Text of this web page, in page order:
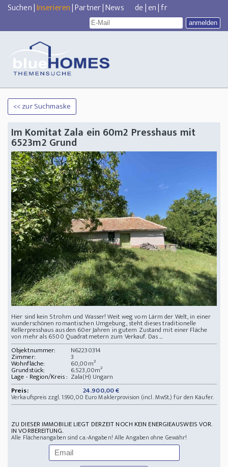
Suchen|Inserieren|Partner|News de|en|fr
<< zur Suchmaske
Im Komitat Zala ein 60m2 Presshaus mit
6523m2 Grund
Hier sind kein Strohm und Wasser! Weit weg vom Lärm der Welt, in einer
wunderschönen romantischen Umgebung, steht dieses traditionelle
Kellerpresshaus aus den 60er Jahren in gutem Zustand mit einer Fläche
von mehr als 6500 Quadratmetern zum Verkauf. Das ...
Objektnummer:
N62230314
Zimmer: 3
Wohnfläche: 60,00m²
Grundstück: 6.523,00m²
Lage - Region/Kreis : Zala(H) Ungarn
Preis:
24.900,00 €
Verkaufspreis zzgl. 1.990,00 Euro Maklerprovision (incl. MwSt.) für den Käufer.
ZU DIESER IMMOBILIE LIEGT DERZEIT NOCH KEIN ENERGIEAUSWEIS VOR.
IN VORBEREITUNG.
Alle Flächenangaben sind ca.-Angaben! Alle Angaben ohne Gewähr!